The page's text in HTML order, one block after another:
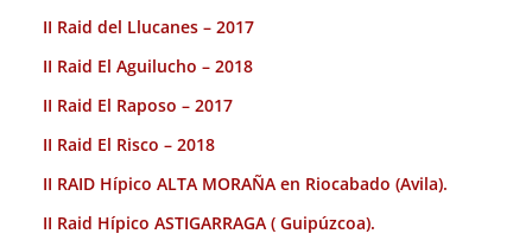
II Raid del Llucanes – 2017
II Raid El Aguilucho – 2018
II Raid El Raposo – 2017
II Raid El Risco – 2018
II RAID Hípico ALTA MORAÑA en Riocabado (Avila).
II Raid Hípico ASTIGARRAGA ( Guipúzcoa).